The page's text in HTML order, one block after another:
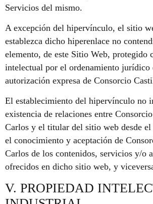
Servicios del mismo.
A excepción del hipervínculo, el sitio
establezca dicho hiperenlace no
elemento, de este Sitio Web, protegido
intelectual por el ordenamiento jurídico
autorización expresa de Consorcio
El establecimiento del hipervínculo no
existencia de relaciones entre
Carlos y el titular del sitio web desde
el conocimiento y aceptación de
Carlos de los contenidos, servicios y/o
ofrecidos en dicho sitio web, y
V. PROPIEDAD